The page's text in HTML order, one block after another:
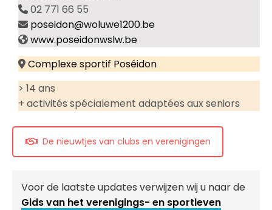
02 771 66 55
poseidon@woluwe1200.be
www.poseidonwslw.be
Complexe sportif Poséidon
> 14 ans
+ activités spécialement adaptées aux seniors
De nieuwtjes van clubs en verenigingen
Voor de laatste updates verwijzen wij u naar de
Gids van het verenigings- en sportleven